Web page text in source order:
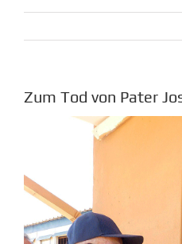
Zum Tod von Pater